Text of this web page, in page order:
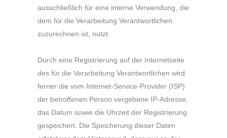
ausschließlich für eine interne Verwendung, die
dem für die Verarbeitung Verantwortlichen
zuzurechnen ist, nutzt.
Durch eine Registrierung auf der Internetseite
des für die Verarbeitung Verantwortlichen wird
ferner die vom Internet-Service-Provider (ISP)
der betroffenen Person vergebene IP-Adresse,
das Datum sowie die Uhrzeit der Registrierung
gespeichert. Die Speicherung dieser Daten